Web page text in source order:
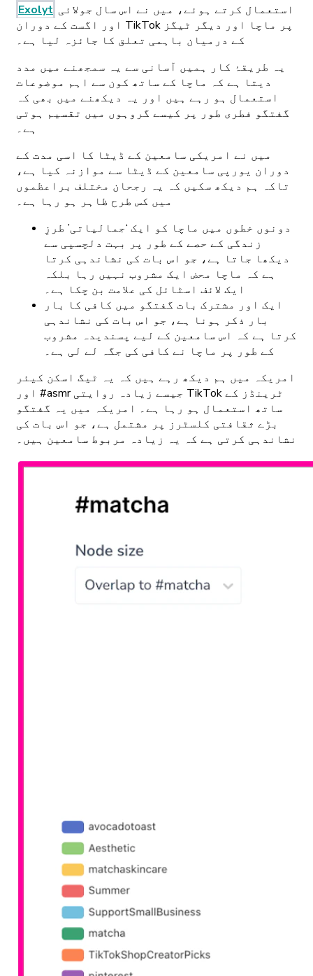
Exolyt
اور اگست کے دوران TikTok پر ماچا اور دیگر ٹیگز
کے درمیان باہمی تعلق کا جائزہ لیا ہے۔
یہ طریقۂ کار ہمیں آسانی سے یہ سمجھنے میں مدد
دیتا ہے کہ ماچا کے ساتھ کون سے اہم موضوعات
استعمال ہو رہے ہیں اور یہ دیکھنے میں بھی کہ
گفتگو فطری طور پر کیسے گروہوں میں تقسیم ہوتی
ہے۔
میں نے امریکی سامعین کے ڈیٹا کا اسی مدت کے
دوران یورپی سامعین کے ڈیٹا سے موازنہ کیا ہے،
تاکہ ہم دیکھ سکیں کہ یہ رجحان مختلف براعظموں
میں کس طرح ظاہر ہو رہا ہے۔
دونوں خطوں میں ماچا کو ایک ‘جمالیاتی’ طرزِ
زندگی کے حصے کے طور پر بہت دلچسپی سے
دیکھا جاتا ہے، جو اس بات کی نشاندہی کرتا
ہے کہ ماچا محض ایک مشروب نہیں رہا بلکہ
ایک لائف اسٹائل کی علامت بن چکا ہے۔
ایک اور مشترک بات گفتگو میں کافی کا بار
بار ذکر ہونا ہے، جو اس بات کی نشاندہی
کرتا ہے کہ اس سامعین کے لیے پسندیدہ مشروب
کے طور پر ماچا نے کافی کی جگہ لے لی ہے۔
امریکہ میں ہم دیکھ رہے ہیں کہ یہ ٹیگ اسکن کیئر
اور #asmr جیسے زیادہ روایتی TikTok ٹرینڈز کے
ساتھ استعمال ہو رہا ہے۔ امریکہ میں یہ گفتگو
بڑے ثقافتی کلسٹرز پر مشتمل ہے، جو اس بات کی
نشاندہی کرتی ہے کہ یہ زیادہ مربوط سامعین ہیں۔